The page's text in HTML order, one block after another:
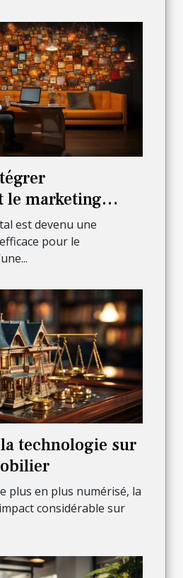
le marketing
croître son
est devenu une
pour le
technologie sur
plus en plus numérisé, la
considérable sur